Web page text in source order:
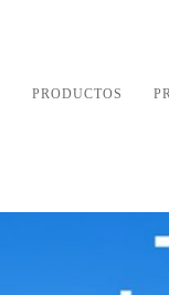
PRODUCTOS